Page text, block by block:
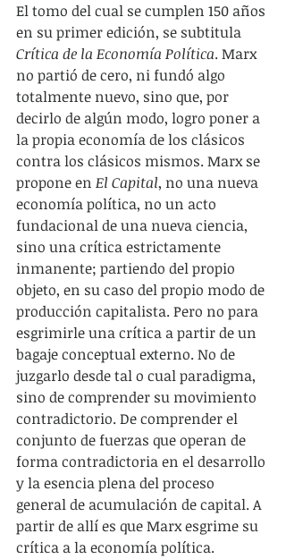
El tomo del cual se cumplen 150 años
en su primer edición, se subtitula
Crítica de la Economía Política. Marx
no partió de cero, ni fundó algo
totalmente nuevo, sino que, por
decirlo de algún modo, logro poner a
la propia economía de los clásicos
contra los clásicos mismos. Marx se
propone en El Capital, no una nueva
economía política, no un acto
fundacional de una nueva ciencia,
sino una crítica estrictamente
inmanente; partiendo del propio
objeto, en su caso del propio modo de
producción capitalista. Pero no para
esgrimirle una crítica a partir de un
bagaje conceptual externo. No de
juzgarlo desde tal o cual paradigma,
sino de comprender su movimiento
contradictorio. De comprender el
conjunto de fuerzas que operan de
forma contradictoria en el desarrollo
y la esencia plena del proceso
general de acumulación de capital. A
partir de allí es que Marx esgrime su
crítica a la economía política.